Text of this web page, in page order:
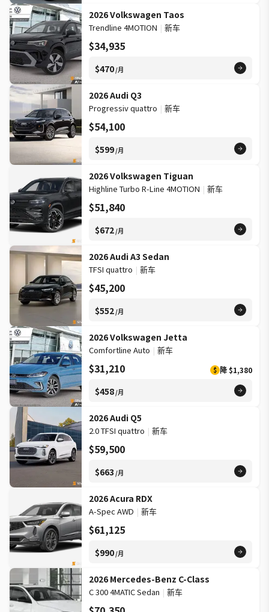
2026 Volkswagen Taos
Trendline 4MOTION | 新车
$34,935
$470/月
2026 Audi Q3
Progressiv quattro | 新车
$54,100
$599/月
2026 Volkswagen Tiguan
Highline Turbo R-Line 4MOTION | 新车
$51,840
$672/月
2026 Audi A3 Sedan
TFSI quattro | 新车
$45,200
$552/月
2026 Volkswagen Jetta
Comfortline Auto | 新车
$31,210 $ 降 $1,380
$458/月
2026 Audi Q5
2.0 TFSI quattro | 新车
$59,500
$663 /月
2026 Acura RDX
A-Spec AWD | 新车
$61,125
$990/月
2026 Mercedes-Benz C-Class
C 300 4MATIC Sedan | 新车